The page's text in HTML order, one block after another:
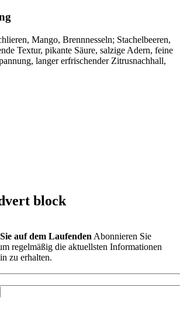
Mango, Brennnesseln; Stachelbeeren,
Textur, pikante Säure, salzige Adern, feine
langer erfrischender Zitrusnachhall,
block
auf dem Laufenden Abonnieren Sie
regelmäßig die aktuellsten Informationen
zu erhalten.